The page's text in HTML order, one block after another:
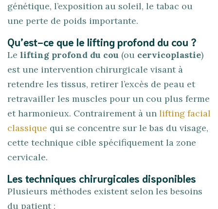
génétique, l’exposition au soleil, le tabac ou
une perte de poids importante.
Qu’est-ce que le lifting profond du cou ?
Le lifting profond du cou (ou cervicoplastie)
est une intervention chirurgicale visant à
retendre les tissus, retirer l’excès de peau et
retravailler les muscles pour un cou plus ferme
et harmonieux. Contrairement à un lifting facial
classique qui se concentre sur le bas du visage,
cette technique cible spécifiquement la zone
cervicale.
Les techniques chirurgicales disponibles
Plusieurs méthodes existent selon les besoins
du patient :